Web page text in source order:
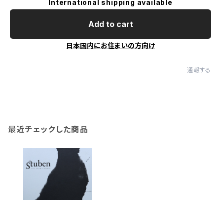
International shipping available
Add to cart
日本国内にお住まいの方向け
通報する
最近チェックした商品